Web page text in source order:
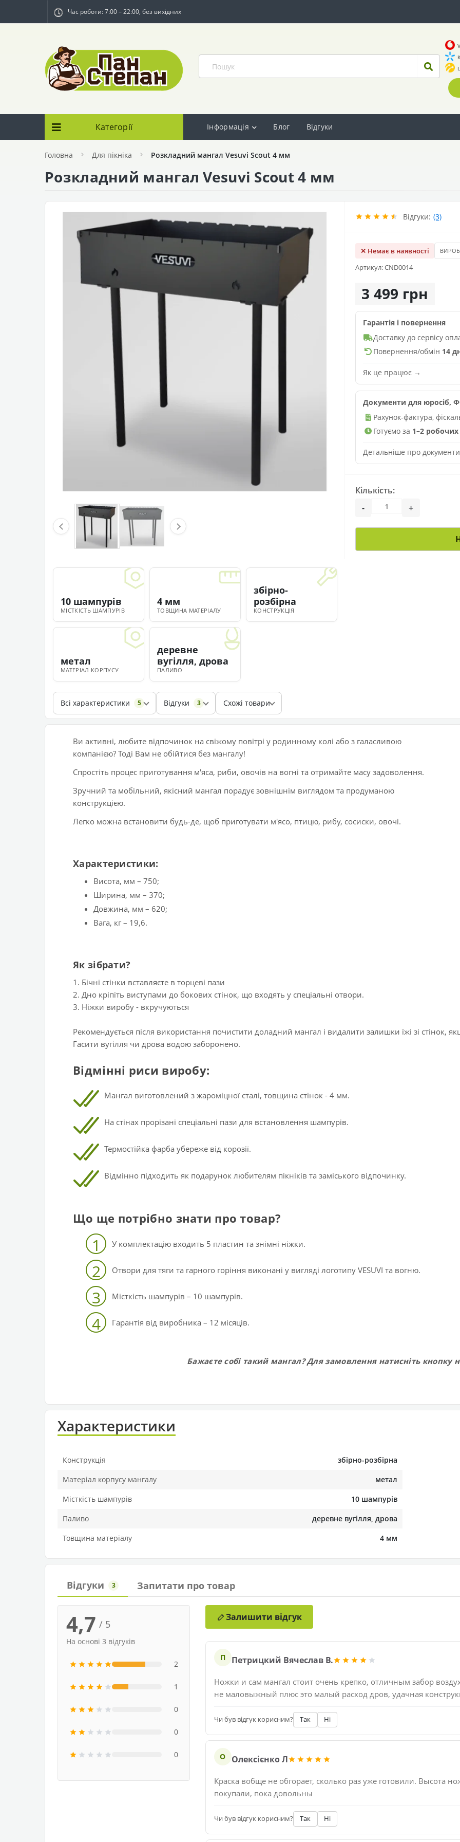
Час роботи: 7:00 – 22:00, без вихідних
Категорії Інформація Блог Відгуки
Головна Для пікніка Розкладний мангал Vesuvi Scout 4 мм
Розкладний мангал Vesuvi Scout 4 мм
Відгуки: (3)
✕ Немає в наявності
Артикул: CND0014
3 499 грн
Гарантія і повернення
Доставку до сервісу
Повернення/обмін 14
Як це працює →
Документи для юросіб,
Рахунок-фактура,
Готуємо за 1–2 робочих
Детальніше про
Кількість:
-
+
МІСТКІСТЬ ШАМПУРІВ
10 шампурів
ТОВЩИНА МАТЕРІАЛУ
4 мм
КОНСТРУКЦІЯ
збірно-
розбірна
МАТЕРІАЛ КОРПУСУ
метал
ПАЛИВО
деревне
вугілля, дрова
Всі характеристики 5 Відгуки 3 Схожі товари
Ви активні, любите відпочинок на свіжому повітрі у родинному колі або з галасливою
компанією? Тоді Вам не обійтися без мангалу!
Спростіть процес приготування м'яса, риби, овочів на вогні та отримайте масу задоволення.
Зручний та мобільний, якісний мангал порадує зовнішнім виглядом та продуманою
конструкцією.
Легко можна встановити будь-де, щоб приготувати м'ясо, птицю, рибу, сосиски, овочі.
Характеристики:
Висота, мм – 750;
Ширина, мм – 370;
Довжина, мм – 620;
Вага, кг – 19,6.
Як зібрати?
1. Бічні стінки вставляєте в торцеві пази
2. Дно кріпіть виступами до бокових стінок, що входять у спеціальні отвори.
3. Ніжки виробу - вкручуються
Рекомендується після використання почистити доладний мангал і видалити залишки їжі зі стінок,
Гасити вугілля чи дрова водою заборонено.
Відмінні риси виробу:
Мангал виготовлений з жароміцної сталі, товщина стінок - 4 мм.
На стінах прорізані спеціальні пази для встановлення шампурів.
Термостійка фарба убереже від корозії.
Відмінно підходить як подарунок любителям пікніків та заміського відпочинку.
Що ще потрібно знати про товар?
1 У комплектацію входить 5 пластин та знімні ніжки.
2 Отвори для тяги та гарного горіння виконані у вигляді логотипу VESUVI та вогню.
3 Місткість шампурів – 10 шампурів.
4 Гарантія від виробника – 12 місяців.
Бажаєте собі такий мангал? Для замовлення натисніть
Характеристики
Конструкція
збірно-розбірна
Матеріал корпусу мангалу
метал
Місткість шампурів
10 шампурів
Паливо
деревне вугілля, дрова
Товщина матеріалу
4 мм
Відгуки 3 Запитати про товар
4,7 / 5
На основі 3 відгуків
2
1
0
0
0
Залишити відгук
П Петрицкий Вячеслав В.
Ножки и сам мангал стоит очень крепко, отличным забор
не маловыжный плюс это малый расход дров, удачная
Чи був відгук корисним? Так Ні
О Олексієнко Л
Краска вобще не обгорает, сколько раз уже готовили. Высота
покупали, пока довольны
Чи був відгук корисним? Так Ні